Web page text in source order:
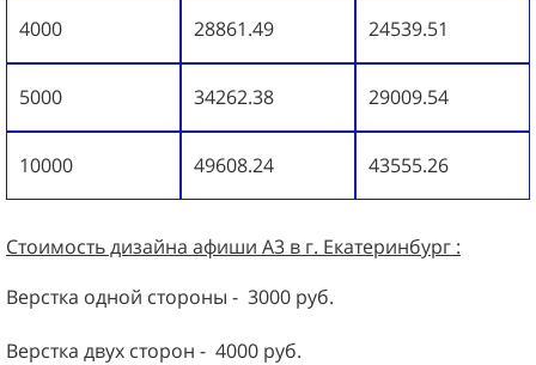
4000 28861.49 24539.51
5000 34262.38 29009.54
10000 49608.24 43555.26
Стоимость дизайна афиши А3 в г. Екатеринбург :
Верстка одной стороны - 3000 руб.
Верстка двух сторон - 4000 руб.